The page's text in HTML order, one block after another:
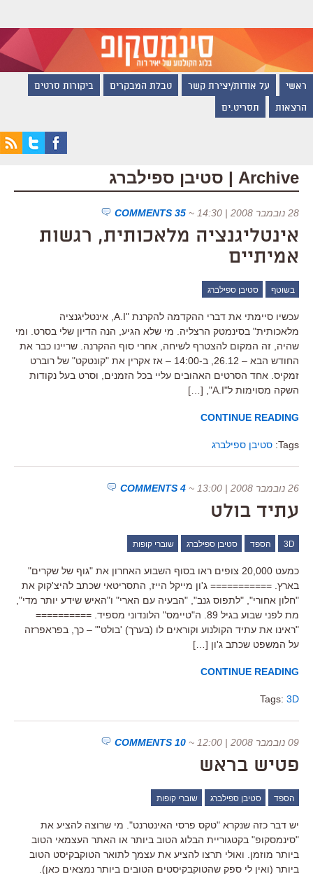
ראשי על אודות/יצירת קשר טבלת המבקרים ביקורות סרטים
הרצאות תסריט.ים
Archive | סטיבן ספילברג
28 נובמבר 2008 | 14:30 ~
35 COMMENTS
אינטליגנציה מלאכותית, רגשות
אמיתיים
בשוטף סטיבן ספילברג
עכשיו סיימתי את דברי ההקדמה להקרנת "A.I, אינטליגנציה
מלאכותית" בסינמטק הרצליה. מי שלא הגיע, הנה הדיון שלי בסרט. ומי
שהיה, זה המקום להצטרף לשיחה, אחרי סוף ההקרנה. שריינו כבר את
החודש הבא – 26.12, ב-14:00 – אז אקרין את "קונטקט" של רוברט
זמקיס. אחד הסרטים האהובים עליי בכל הזמנים, וסרט בעל נקודות
השקה מסוימות ל"A.I", […]
CONTINUE READING
Tags: סטיבן ספילברג
26 נובמבר 2008 | 13:00 ~
4 COMMENTS
עתיד בולט
3D הספד סטיבן ספילברג שוברי קופות
כמעט 20,000 צופים ראו בסוף השבוע האחרון את "גוף של שקרים"
בארץ. =========== ג'ון מייקל הייז, התסריטאי שכתב להיצ'קוק את
"חלון אחורי", "לתפוס גנב", "הבעיה עם הארי" ו"האיש שידע יותר מדי",
מת לפני שבוע בגיל 89. ה"טיימס" הלונדוני מספיד. ==========
"ראינו את עתיד הקולנוע וקוראים לו (בערך) 'בולט'" – כך, בפראפרזה
על המשפט שכתב ג'ון […]
CONTINUE READING
Tags: 3D
09 נובמבר 2008 | 12:00 ~
10 COMMENTS
פטיש בראש
הספד סטיבן ספילברג שוברי קופות
יש דבר כזה שנקרא "טקס פרסי האינטרנט". מי שרוצה להציע את
"סינמסקופ" בקטגוריית הבלוג הטוב ביותר או האתר העצמאי הטוב
ביותר מוזמן. ואולי תרצו להציע את עצמך לתואר הטוקבקיסט הטוב
ביותר (ואין לי ספק שהטוקבקיסטים הטובים ביותר נמצאים כאן).